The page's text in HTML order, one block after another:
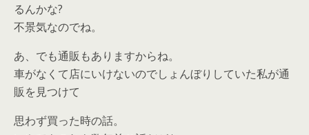
るんかな?
不景気なのでね。
あ、でも通販もありますからね。
車がなくて店にいけないのでしょんぼりしていた私が通
販を見つけて
思わず買った時の話。